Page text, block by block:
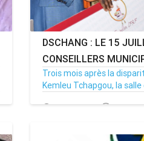
DSCHANG : LE 15
CONSEILLERS
Trois mois après la
Kemleu Tchapgou, la salle
13/07/26 Par